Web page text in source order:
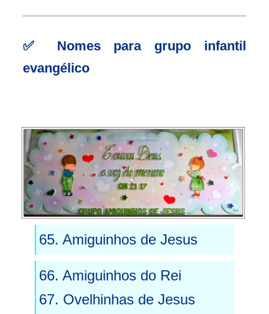
✅ Nomes para grupo infantil
evangélico
65. Amiguinhos de Jesus
66. Amiguinhos do Rei
67. Ovelhinhas de Jesus